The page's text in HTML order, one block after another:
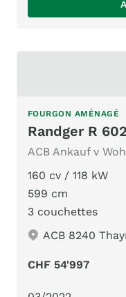
FOURGON AMÉNAGÉ
Randger R
160 cv / 118 kW
599 cm
3 couchettes
ACB 8240
CHF 54'997